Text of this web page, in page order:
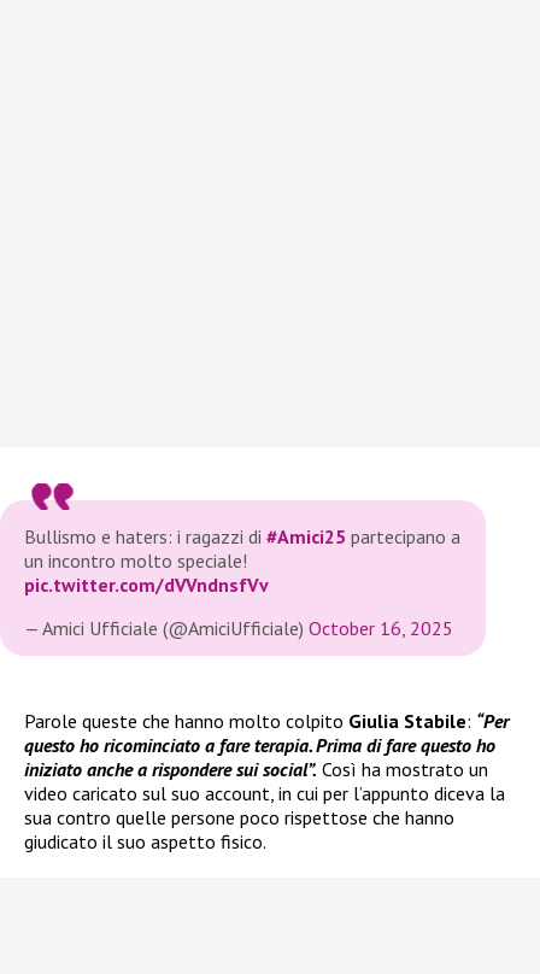
Bullismo e haters: i ragazzi di #Amici25 partecipano a
un incontro molto speciale!
pic.twitter.com/dVVndnsfVv
— Amici Ufficiale (@AmiciUfficiale) October 16, 2025
Parole queste che hanno molto colpito Giulia Stabile: “Per
questo ho ricominciato a fare terapia. Prima di fare questo ho
iniziato anche a rispondere sui social”. Così ha mostrato un
video caricato sul suo account, in cui per l’appunto diceva la
sua contro quelle persone poco rispettose che hanno
giudicato il suo aspetto fisico.